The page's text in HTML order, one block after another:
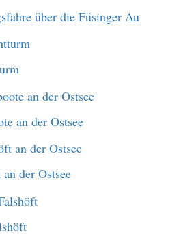
über die Füsinger Au
an der Ostsee
der Ostsee